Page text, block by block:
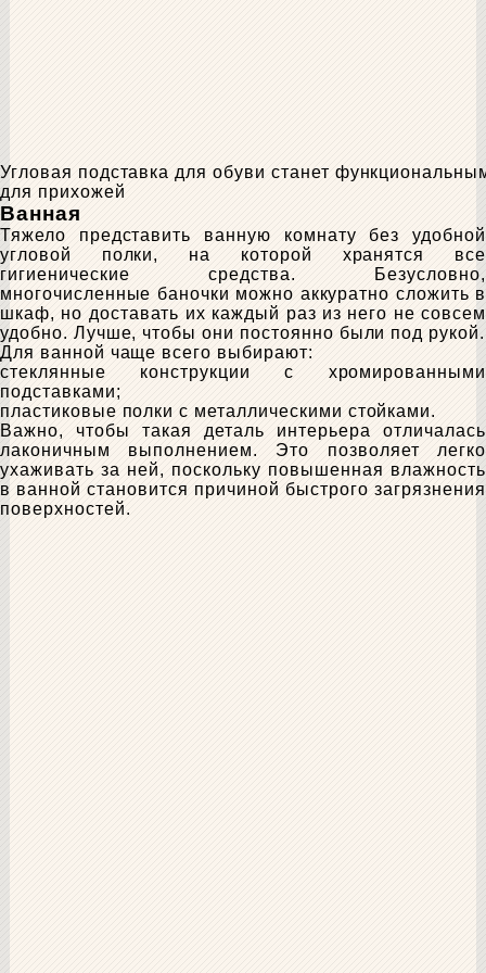
Угловая подставка для обуви станет
для прихожей
Ванная
Тяжело представить ванную комнату без удобной
угловой полки, на которой хранятся все
гигиенические средства. Безусловно,
многочисленные баночки можно аккуратно сложить в
шкаф, но доставать их каждый раз из него не совсем
удобно. Лучше, чтобы они постоянно были под рукой.
Для ванной чаще всего выбирают:
стеклянные конструкции с хромированными
подставками;
пластиковые полки с металлическими стойками.
Важно, чтобы такая деталь интерьера отличалась
лаконичным выполнением. Это позволяет легко
ухаживать за ней, поскольку повышенная влажность
в ванной становится причиной быстрого загрязнения
поверхностей.